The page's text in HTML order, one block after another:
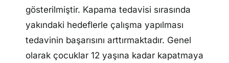
gösterilmiştir. Kapama tedavisi sırasında
yakındaki hedeflerle çalışma yapılması
tedavinin başarısını arttırmaktadır. Genel
olarak çocuklar 12 yaşına kadar kapatmaya